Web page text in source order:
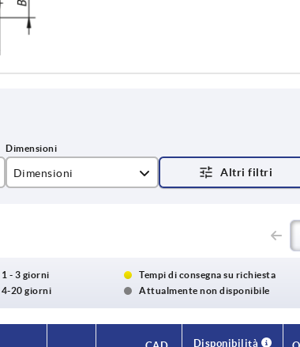
Dimensioni
2
1 - 3 giorni
Tempi di consegna su richiesta
4-20 giorni
Attualmente non disponibile
Disponibilità
Disponibilità